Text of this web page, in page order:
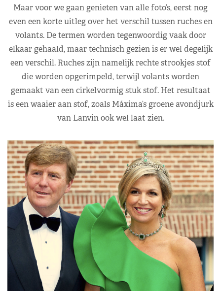
Maar voor we gaan genieten van alle foto’s, eerst nog
even een korte uitleg over het verschil tussen ruches en
volants. De termen worden tegenwoordig vaak door
elkaar gehaald, maar technisch gezien is er wel degelijk
een verschil. Ruches zijn namelijk rechte strookjes stof
die worden opgerimpeld, terwijl volants worden
gemaakt van een cirkelvormig stuk stof. Het resultaat
is een waaier aan stof, zoals Máxima’s groene avondjurk
van Lanvin ook wel laat zien.